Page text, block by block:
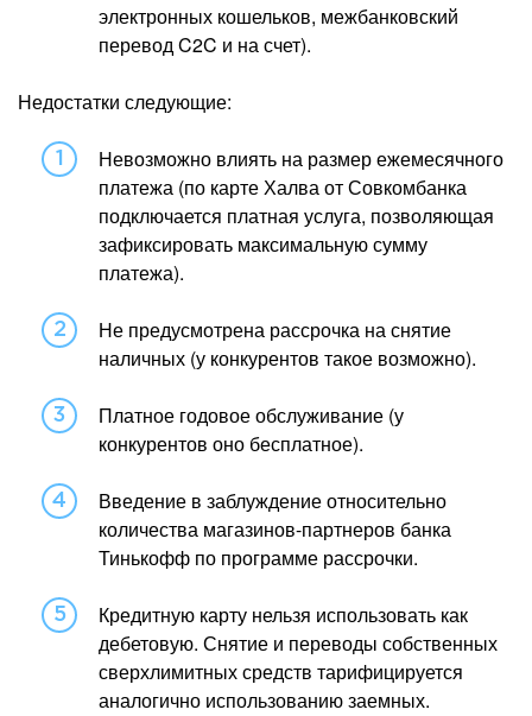
электронных кошельков, межбанковский
перевод C2C и на счет).
Недостатки следующие:
Невозможно влиять на размер ежемесячного
платежа (по карте Халва от Совкомбанка
подключается платная услуга, позволяющая
зафиксировать максимальную сумму
платежа).
Не предусмотрена рассрочка на снятие
наличных (у конкурентов такое возможно).
Платное годовое обслуживание (у
конкурентов оно бесплатное).
Введение в заблуждение относительно
количества магазинов-партнеров банка
Тинькофф по программе рассрочки.
Кредитную карту нельзя использовать как
дебетовую. Снятие и переводы собственных
сверхлимитных средств тарифицируется
аналогично использованию заемных.